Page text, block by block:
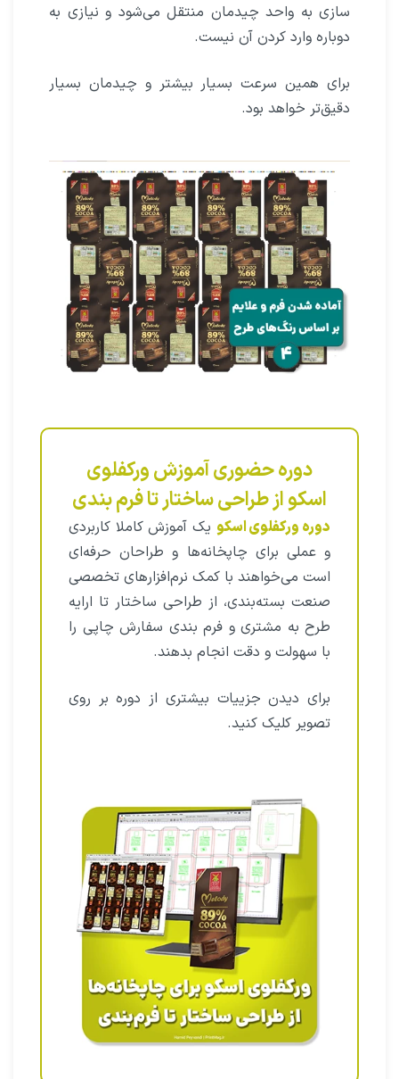
سازی به واحد چیدمان منتقل می‌شود و نیازی به
دوباره وارد کردن آن نیست.
برای همین سرعت بسیار بیشتر و چیدمان بسیار
دقیق‌تر خواهد بود.
دوره حضوری آموزش ورکفلوی
اسکو از طراحی ساختار تا فرم بندی
دوره ورکفلوی اسکو یک آموزش کاملا کاربردی
و عملی برای چاپخانه‌ها و طراحان حرفه‌ای
است می‌خواهند با کمک نرم‌افزارهای تخصصی
صنعت بسته‌بندی، از طراحی ساختار تا ارایه
طرح به مشتری و فرم بندی سفارش چاپی را
با سهولت و دقت انجام بدهند.
برای دیدن جزییات بیشتری از دوره بر روی
تصویر کلیک کنید.